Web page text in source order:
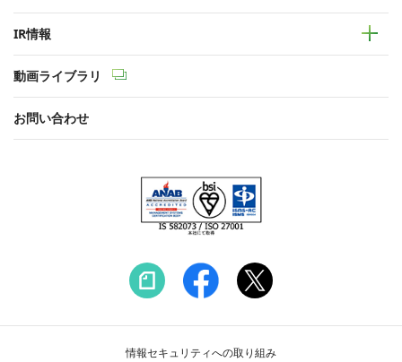
IR情報
動画ライブラリ
お問い合わせ
情報セキュリティへの取り組み